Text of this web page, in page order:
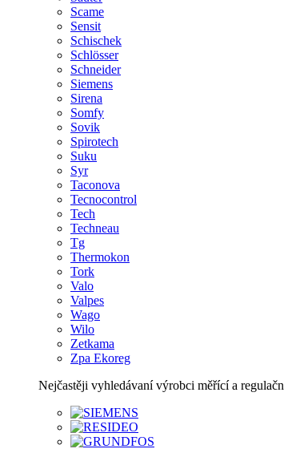
Scame
Sensit
Schischek
Schlösser
Schneider
Siemens
Sirena
Somfy
Sovik
Spirotech
Suku
Syr
Taconova
Tecnocontrol
Tech
Techneau
Tg
Thermokon
Tork
Valo
Valpes
Wago
Wilo
Zetkama
Zpa Ekoreg
Nejčastěji vyhledávaní výrobci měřící a